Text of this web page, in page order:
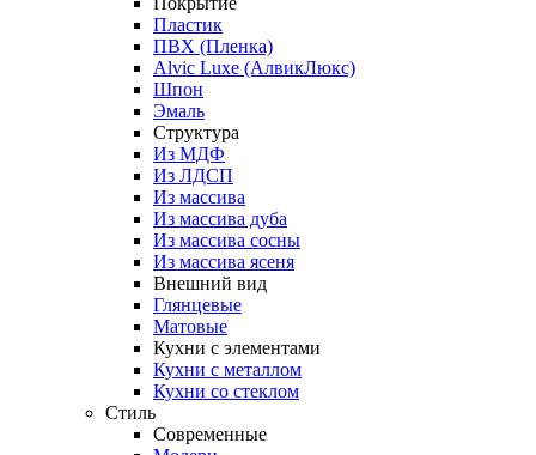
Пластик
ПВХ (Пленка)
Alvic Luxe (АлвикЛюкс)
Шпон
Эмаль
Структура
Из МДФ
Из ЛДСП
Из массива
Из массива дуба
Из массива сосны
Из массива ясеня
Внешний вид
Глянцевые
Матовые
Кухни с элементами
Кухни с металлом
Кухни со стеклом
Стиль
Современные